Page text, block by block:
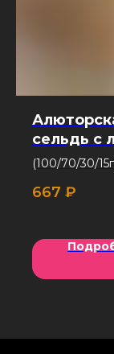
сельдь с
(100/70/30/
667 ₽